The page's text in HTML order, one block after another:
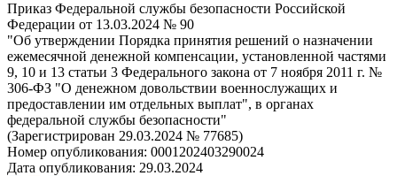
Приказ Федеральной службы безопасности Российской
Федерации от 13.03.2024 № 90
"Об утверждении Порядка принятия решений о назначении
ежемесячной денежной компенсации, установленной частями
9, 10 и 13 статьи 3 Федерального закона от 7 ноября 2011 г. №
306-ФЗ "О денежном довольствии военнослужащих и
предоставлении им отдельных выплат", в органах
федеральной службы безопасности"
(Зарегистрирован 29.03.2024 № 77685)
Номер опубликования: 0001202403290024
Дата опубликования: 29.03.2024